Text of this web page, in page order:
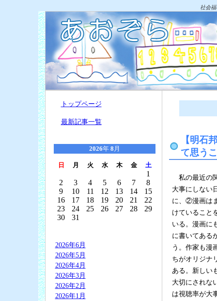
社会
トップページ
最新記事一覧
2026年 8 月
日 月 火 水 木 金 土
1
2
3 4 5 6 7
8
9
10 11 12 13 14
15
16
17 18 19 20 21
22
23
24 25 26 27 28
29
30
31
2026年6月
2026年5月
2026年4月
2026年3月
2026年2月
2026年1月
【明石
て思う
私の最近の
大事にしない
に、②漫画は
けていること
いる。漫画に
に書いてある
う。作家も漫
ちがオリジナ
ある。新しい
大切にされな
は視聴率が大